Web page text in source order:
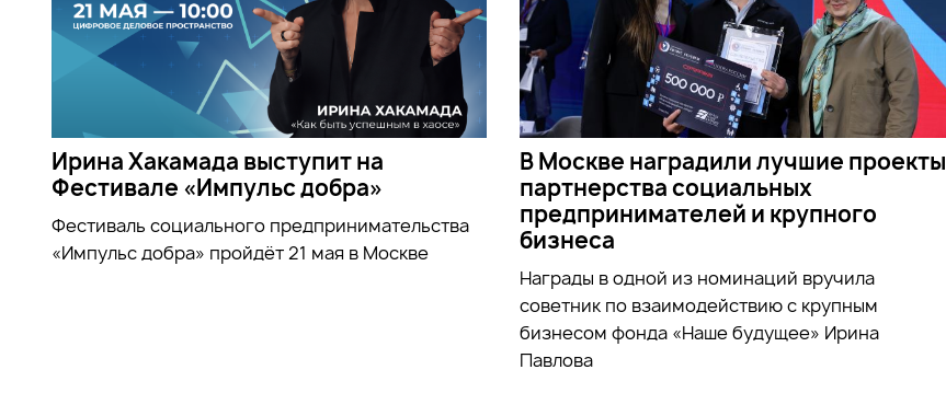
Ирина Хакамада выступит на
Фестивале «Импульс добра»
Фестиваль социального предпринимательства
«Импульс добра» пройдёт 21 мая в Москве
В Москве наградили лучшие проекты
партнерства социальных
предпринимателей и крупного
бизнеса
Награды в одной из номинаций вручила
советник по взаимодействию с крупным
бизнесом фонда «Наше будущее» Ирина
Павлова